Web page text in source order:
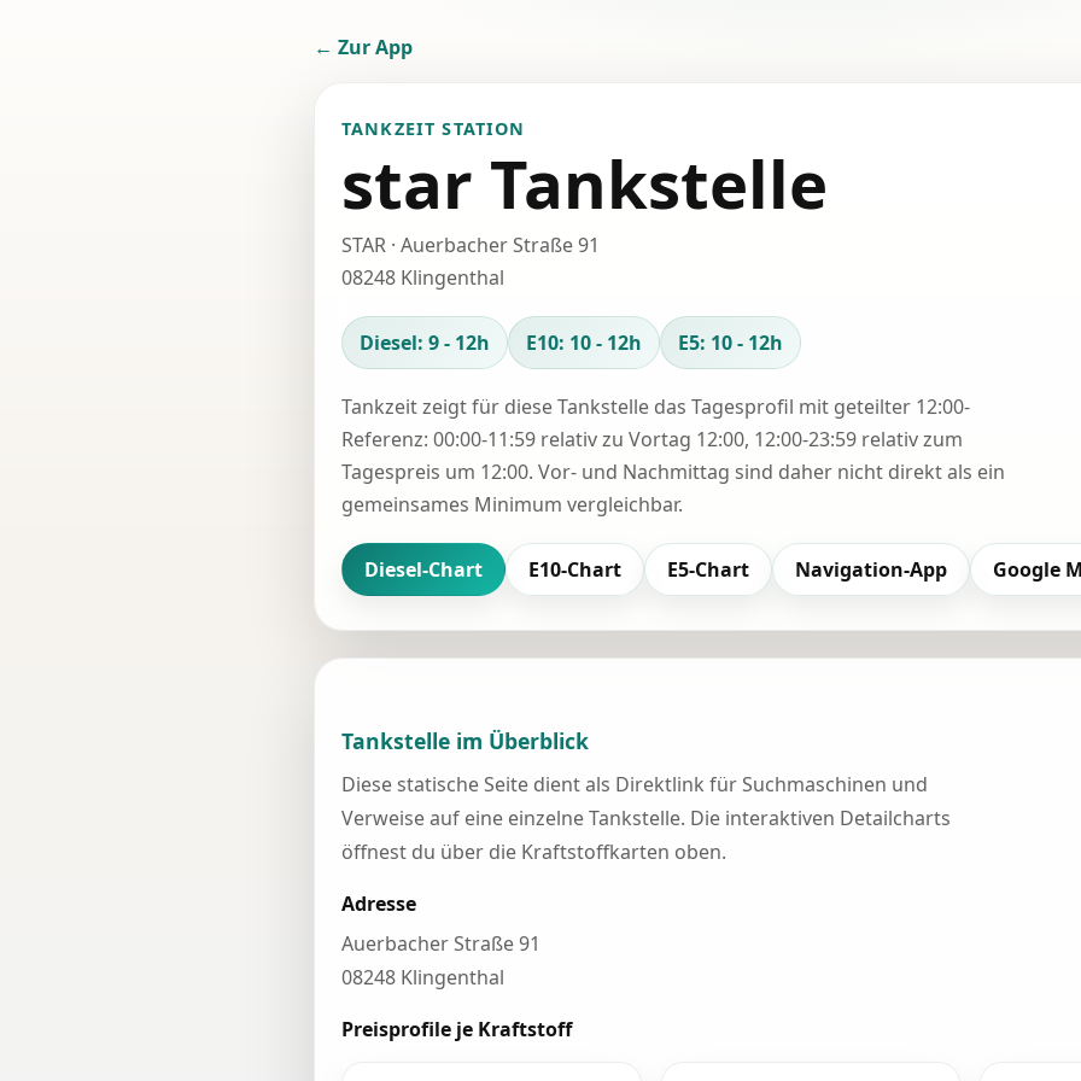
← Zur App
TANKZEIT STATION
star Tankstelle
STAR · Auerbacher Straße 91
08248 Klingenthal
Diesel: 9 - 12h E10: 10 - 12h E5: 10 - 12h
Tankzeit zeigt für diese Tankstelle das Tagesprofil mit geteilter 12:00-
Referenz: 00:00-11:59 relativ zu Vortag 12:00, 12:00-23:59 relativ zum
Tagespreis um 12:00. Vor- und Nachmittag sind daher nicht direkt als ein
gemeinsames Minimum vergleichbar.
Diesel-Chart E10-Chart E5-Chart Navigation-App Google
Tankstelle im Überblick
Diese statische Seite dient als Direktlink für Suchmaschinen und
Verweise auf eine einzelne Tankstelle. Die interaktiven Detailcharts
öffnest du über die Kraftstoffkarten oben.
Adresse
Auerbacher Straße 91
08248 Klingenthal
Preisprofile je Kraftstoff